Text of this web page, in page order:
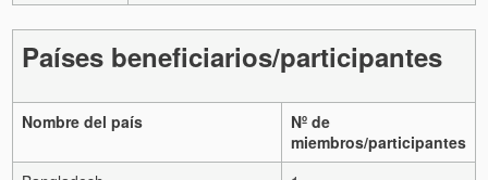
Países beneficiarios/participantes
Nombre del país
Nº de
miembros/participantes